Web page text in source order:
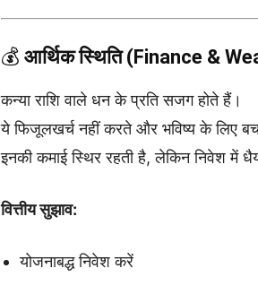
💰 आर्थिक स्थिति (Finance &
कन्या राशि वाले धन के प्रति सजग होते हैं।
ये फिजूलखर्च नहीं करते और भविष्य के लिए
इनकी कमाई स्थिर रहती है, लेकिन निवेश में
वित्तीय सुझाव:
योजनाबद्ध निवेश करें